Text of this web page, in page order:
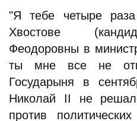
"Я тебе четыре
Хвостове
Феодоровны в
ты мне все не
Государыня в
Николай II не
против